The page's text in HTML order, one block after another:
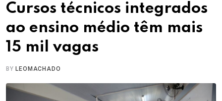
Cursos técnicos integrados
ao ensino médio têm mais
15 mil vagas
BYLEOMACHADO